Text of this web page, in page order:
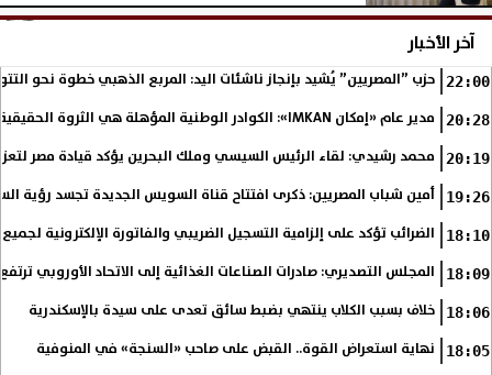
آخر الأخبار
22:00 حزب ”المصريين” يُشيد بإنجاز ناشئات اليد: المربع الذهبي خطوة نحو
20:28 مدير عام «إمكان IMKAN»: الكوادر الوطنية المؤهلة هي الثروة الحقيقية لمستقبل التنمية في مصر
20:19 محمد رشيدي: لقاء الرئيس السيسي وملك البحرين يؤكد قيادة مصر
19:26 أمين شباب المصريين: ذكرى افتتاح قناة السويس الجديدة تجسد رؤية
18:10 الضرائب تؤكد على إلزامية التسجيل الضريبي والفاتورة الإلكترونية
18:09 المجلس التصديري: صادرات الصناعات الغذائية إلى الاتحاد الأوروبي ترتفع 15.4% خلال النصف الأول من
18:06 خلاف بسبب الكلاب ينتهي بضبط سائق تعدى على سيدة بالإسكندرية
18:05 نهاية استعراض القوة.. القبض على صاحب «السنجة» في المنوفية